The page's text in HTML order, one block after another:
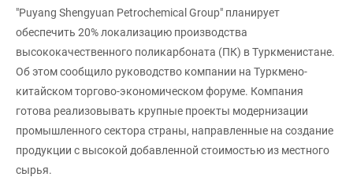
"Puyang Shengyuan Petrochemical Group" планирует
обеспечить 20% локализацию производства
высококачественного поликарбоната (ПК) в Туркменистане.
Об этом сообщило руководство компании на Туркмено-
китайском торгово-экономическом форуме. Компания
готова реализовывать крупные проекты модернизации
промышленного сектора страны, направленные на создание
продукции с высокой добавленной стоимостью из местного
сырья.